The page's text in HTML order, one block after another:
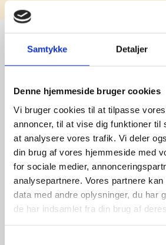
Samtykke Detaljer
Denne hjemmeside bruger cookies
Vi bruger cookies til at tilpasse
annoncer, til at vise dig funktioner til
at analysere vores trafik. Vi deler
din brug af vores hjemmeside med
for sociale medier,
analysepartnere. Vores partnere
data med andre oplysninger, du har
de har indsamlet fra din brug af
Stærke
giver
udvalg
For at sikre høj
leveringssikkerhed
med de største og
anerkendte
promotion.